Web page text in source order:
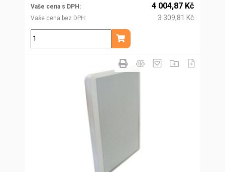
Vaše cena s DPH
Vaše cena bez DPH
4 004,87 Kč
3 309,81 Kč
ks
Přidat do košíku